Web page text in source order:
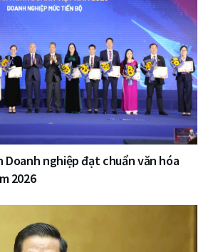
nghiệp đạt chuẩn văn hóa
2026